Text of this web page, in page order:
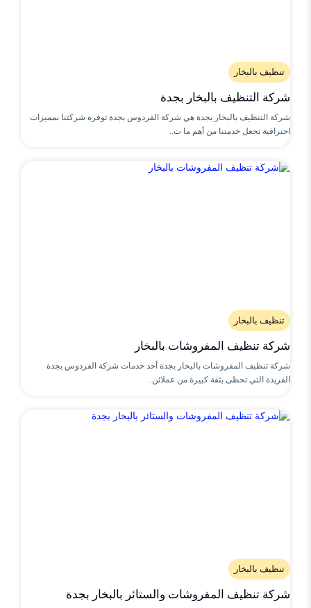
تنظيف بالبخار
شركة التنظيف بالبخار بجدة
شركة التنظيف بالبخار بجدة هي شركة الفردوس بجدة توفره شركتنا بمميزات
احترافية تجعل خدمتنا من أهم ما ت..
تنظيف بالبخار
شركة تنظيف المفروشات بالبخار
شركة تنظيف المفروشات بالبخار بجدة أحد خدمات شركة الفردوس بجدة
الفريدة التي تحظى بثقة كبيرة من عملائن..
تنظيف بالبخار
شركة تنظيف المفروشات والستائر بالبخار بجدة